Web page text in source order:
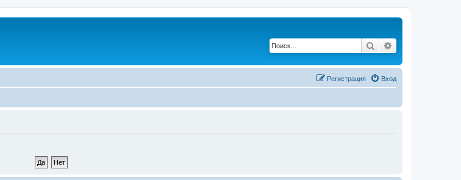
Поиск
Вход
Регистрация